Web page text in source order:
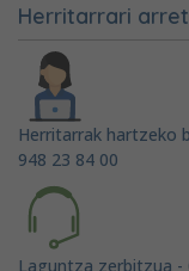
Herritarrari
Herritarrak hartzeko
948 23 84 00
Laguntza zerbitzua